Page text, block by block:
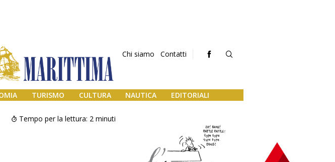
Chi siamo Contatti
TURISMO CULTURA NAUTICA EDITORIALI
Tempo per la lettura: 2 minuti